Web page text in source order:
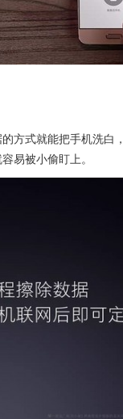
方式就能把手机洗白
易被小偷盯上。